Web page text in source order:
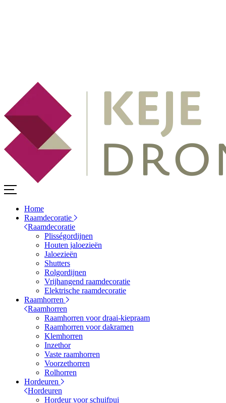
Home
Raamdecoratie
Raamdecoratie
Plisségordijnen
Houten jaloezieën
Jaloezieën
Shutters
Rolgordijnen
Vrijhangend raamdecoratie
Elektrische raamdecoratie
Raamhorren
Raamhorren
Raamhorren voor draai-kiepraam
Raamhorren voor dakramen
Klemhorren
Inzethor
Vaste raamhorren
Voorzethorren
Rolhorren
Hordeuren
Hordeuren
Hordeur voor schuifpui